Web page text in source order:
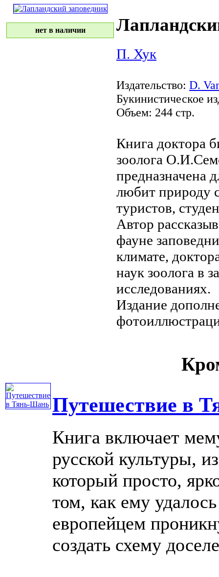
нет в наличии
П. Хук
Издательство: D.
Букинистическое
Объем: 244 стр.
Книга доктора
зоолога
предназначена
любит природу
туристов,
Автор
фауне
климате,
наук зоолога в
исследованиях.
Издание
Путешествие в
Книга включает
русской культуры,
который просто,
том, как ему
европейцем
создать схему